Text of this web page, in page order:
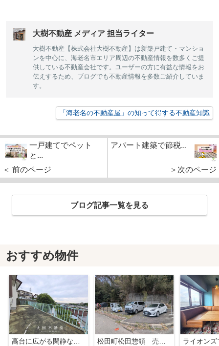
大樹不動産 メディア 担当ライター
大樹不動産【株式会社大樹不動産】は新築戸建て・マンショ
ンを中心に、海老名市エリア周辺の不動産情報を数多くご提
供している不動産会社です。ユーザーの方に有益な情報をお
伝えするため、ブログでも不動産情報を多数ご紹介していま
す。
「海老名の不動産屋」の知って得する不動産知識
一戸建てでペット
と...
＜ 前のページ
アパート建築で節税...
＞次のページ
ブログ記事一覧を見る
おすすめ物件